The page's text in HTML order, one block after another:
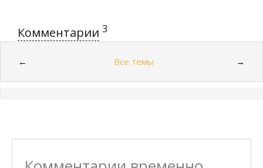
Комментарии 3
← Все темы →